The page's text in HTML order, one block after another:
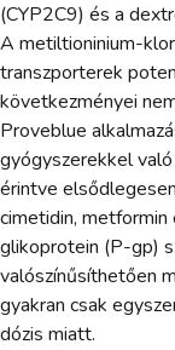
(CYP2C9) és a
A metiltioninium-
transzporterek
következményei
Proveblue
gyógyszerekkel
érintve
cimetidin,
glikoprotein (P-gp)
valószínűsíthetően
gyakran csak
dózis miatt.